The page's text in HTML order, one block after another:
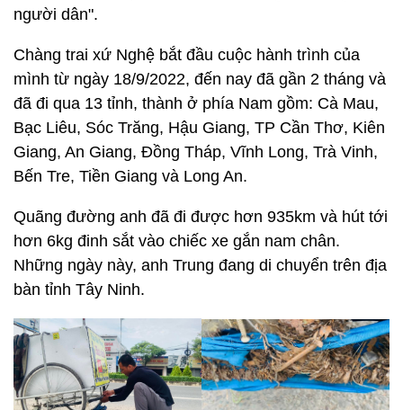
người dân".
Chàng trai xứ Nghệ bắt đầu cuộc hành trình của
mình từ ngày 18/9/2022, đến nay đã gần 2 tháng và
đã đi qua 13 tỉnh, thành ở phía Nam gồm: Cà Mau,
Bạc Liêu, Sóc Trăng, Hậu Giang, TP Cần Thơ, Kiên
Giang, An Giang, Đồng Tháp, Vĩnh Long, Trà Vinh,
Bến Tre, Tiền Giang và Long An.
Quãng đường anh đã đi được hơn 935km và hút tới
hơn 6kg đinh sắt vào chiếc xe gắn nam chân.
Những ngày này, anh Trung đang di chuyển trên địa
bàn tỉnh Tây Ninh.